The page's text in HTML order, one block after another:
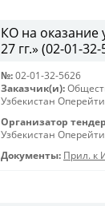
КО на оказание
27 гг.» (02-01-
№: 02-01-32-5626
Заказчик(и):
Узбекистан
Организатор
Узбекистан
Документы: Прил. к